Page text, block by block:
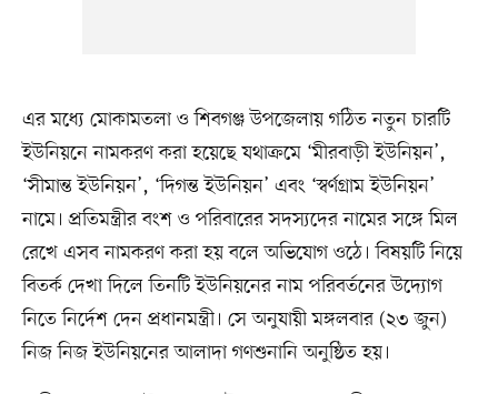
এর মধ্যে মোকামতলা ও শিবগঞ্জ উপজেলায় গঠিত নতুন চারটি
ইউনিয়নে নামকরণ করা হয়েছে যথাক্রমে ‘মীরবাড়ী ইউনিয়ন’,
‘সীমান্ত ইউনিয়ন’, ‘দিগন্ত ইউনিয়ন’ এবং ‘স্বর্ণগ্রাম ইউনিয়ন’
নামে। প্রতিমন্ত্রীর বংশ ও পরিবারের সদস্যদের নামের সঙ্গে মিল
রেখে এসব নামকরণ করা হয় বলে অভিযোগ ওঠে। বিষয়টি নিয়ে
বিতর্ক দেখা দিলে তিনটি ইউনিয়নের নাম পরিবর্তনের উদ্যোগ
নিতে নির্দেশ দেন প্রধানমন্ত্রী। সে অনুযায়ী মঙ্গলবার (২৩ জুন)
নিজ নিজ ইউনিয়নের আলাদা গণশুনানি অনুষ্ঠিত হয়।